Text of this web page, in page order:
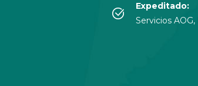
Expeditado:
Servicios